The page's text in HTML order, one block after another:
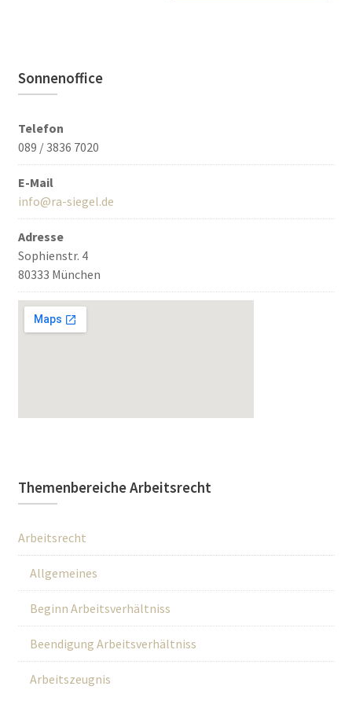
Sonnenoffice
Telefon
089 / 3836 7020
E-Mail
info@ra-siegel.de
Adresse
Sophienstr. 4
80333 München
Themenbereiche Arbeitsrecht
Arbeitsrecht
Allgemeines
Beginn Arbeitsverhältniss
Beendigung Arbeitsverhältniss
Arbeitszeugnis